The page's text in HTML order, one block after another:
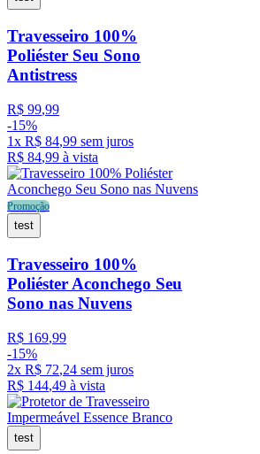
Travesseiro 100%
Poliéster Seu Sono
Antistress
R$ 99,99
-15%
1x R$ 84,99 sem juros
R$ 84,99 à vista
Promoção
test
Travesseiro 100%
Poliéster Aconchego Seu
Sono nas Nuvens
R$ 169,99
-15%
2x R$ 72,24 sem juros
R$ 144,49 à vista
test